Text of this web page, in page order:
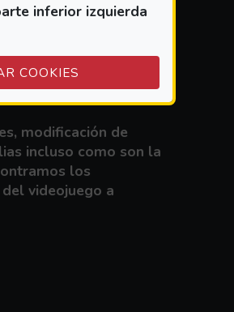
inferior izquierda
COOKIES
modificación de
incluso como son la
los
videojuego a